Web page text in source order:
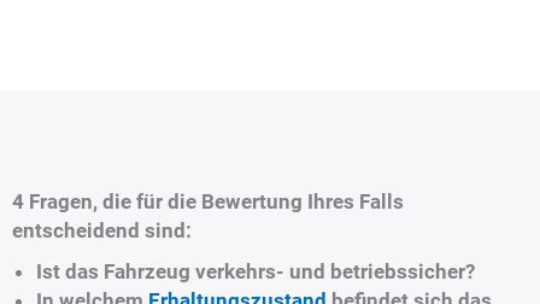
4 Fragen, die für die Bewertung Ihres Falls
entscheidend sind:
Ist das Fahrzeug verkehrs- und betriebssicher?